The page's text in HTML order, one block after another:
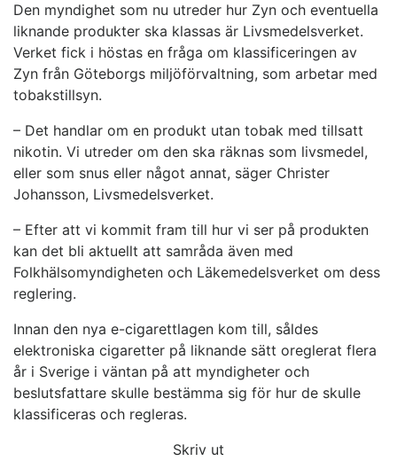
Den myndighet som nu utreder hur Zyn och eventuella
liknande produkter ska klassas är Livsmedelsverket.
Verket fick i höstas en fråga om klassificeringen av
Zyn från Göteborgs miljöförvaltning, som arbetar med
tobakstillsyn.
– Det handlar om en produkt utan tobak med tillsatt
nikotin. Vi utreder om den ska räknas som livsmedel,
eller som snus eller något annat, säger Christer
Johansson, Livsmedelsverket.
– Efter att vi kommit fram till hur vi ser på produkten
kan det bli aktuellt att samråda även med
Folkhälsomyndigheten och Läkemedelsverket om dess
reglering.
Innan den nya e-cigarettlagen kom till, såldes
elektroniska cigaretter på liknande sätt oreglerat flera
år i Sverige i väntan på att myndigheter och
beslutsfattare skulle bestämma sig för hur de skulle
klassificeras och regleras.
Skriv ut